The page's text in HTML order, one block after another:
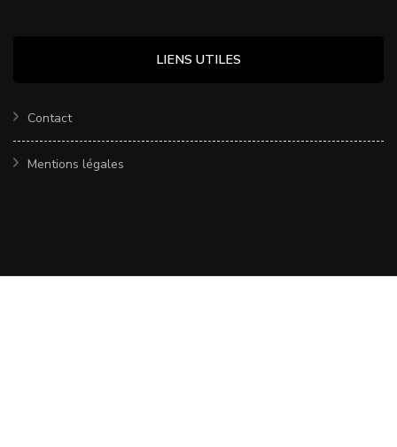
LIENS UTILES
Contact
Mentions légales